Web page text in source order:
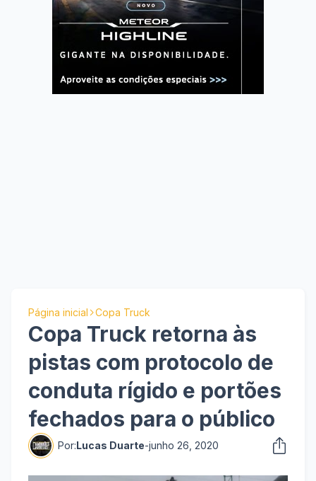
Página inicial Copa Truck
Copa Truck retorna às
pistas com protocolo de
conduta rígido e portões
fechados para o público
Por:Lucas Duarte-junho 26, 2020